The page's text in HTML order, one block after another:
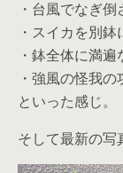
・台風でなぎ倒
・スイカを別
・鉢全体に満
・強風の怪我
といった感じ。
そして最新の写